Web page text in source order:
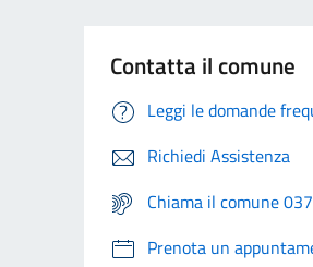
Contatta il comune
Leggi le domande
Richiedi Assistenza
Chiama il comune
Prenota un